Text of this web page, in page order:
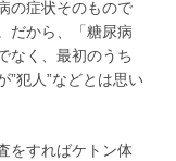
の症状そのもので
だから、「糖尿病
なく、最初のうち
”犯人”などとは思い
をすればケトン体